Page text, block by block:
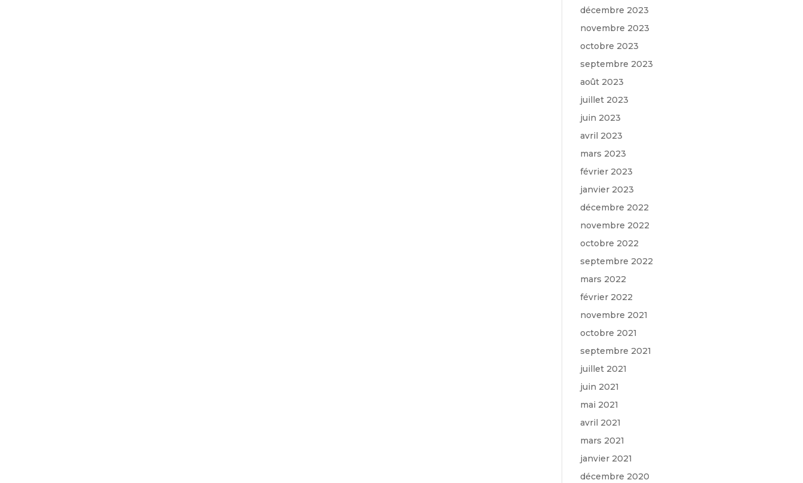
décembre 2023
novembre 2023
octobre 2023
septembre 2023
août 2023
juillet 2023
juin 2023
avril 2023
mars 2023
février 2023
janvier 2023
décembre 2022
novembre 2022
octobre 2022
septembre 2022
mars 2022
février 2022
novembre 2021
octobre 2021
septembre 2021
juillet 2021
juin 2021
mai 2021
avril 2021
mars 2021
janvier 2021
décembre 2020